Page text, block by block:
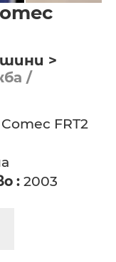
>
/
Comec FRT2
: 2003